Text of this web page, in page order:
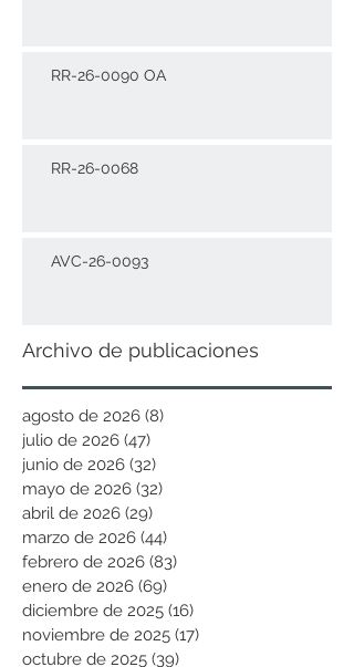
RR-26-0090 OA
RR-26-0068
AVC-26-0093
Archivo de publicaciones
agosto de 2026 (8)
julio de 2026 (47)
junio de 2026 (32)
mayo de 2026 (32)
abril de 2026 (29)
marzo de 2026 (44)
febrero de 2026 (83)
enero de 2026 (69)
diciembre de 2025 (16)
noviembre de 2025 (17)
octubre de 2025 (39)